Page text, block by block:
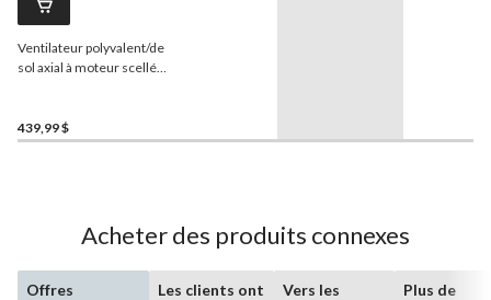
Ventilateur polyvalent/de
sol axial à moteur scellé
pi3/min, bleu
439,99 $
Acheter des produits connexes
Offres
Les clients ont
Vers les
Plus de